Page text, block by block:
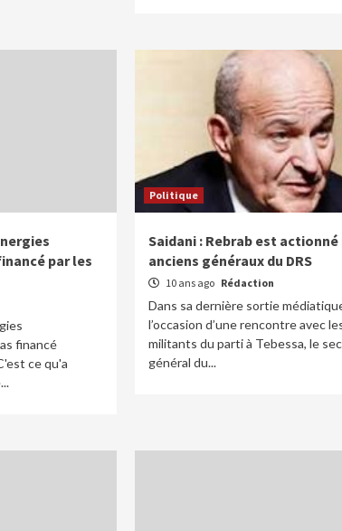
par les
financé
ce qu'a
Politique
Saidani : Rebrab est actionné
anciens généraux du DRS
10 ans ago Rédaction
Dans sa dernière sortie
l’occasion d’une rencontre avec
militants du parti à Tebessa, le
général du...